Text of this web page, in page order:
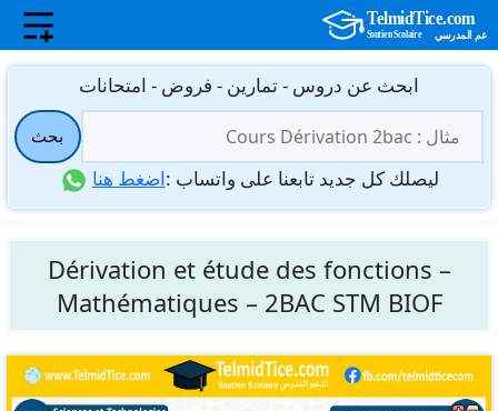
انتقل
المحتوى
ابحث عن دروس - تمارين - فروض - امتحانات
عن:
بحث
ليصلك كل جديد تابعنا على واتساب :اضغط هنا
Dérivation et étude des fonctions –
Mathématiques – 2BAC STM BIOF